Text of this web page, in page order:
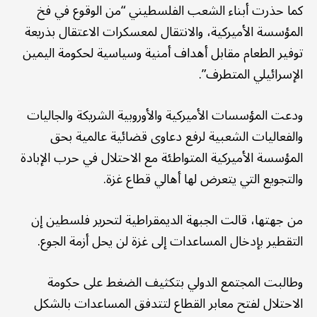
كما حذرت أبناء الشعب الفلسطيني “من الوقوع في فخ
المؤسسة الأميركية، والانتقال لمعسكرات الاعتقال بذريعة
توفير الطعام مقابل أهداف أمنية وسياسية لحكومة اليمين
الإسرائيلي المتطرف”.
ودعت المؤسسات الأميركية والأوروبية الشريكة والجاليات
والفعاليات الشعبية لرفع دعاوى قضائية عالمية بحق
المؤسسة الأميركية المتواطئة مع الاحتلال في حرب الإبادة
والتجويع التي يتعرض لها أهالي قطاع غزة.
من جهتها، قالت الجبهة الديمقراطية لتحرير فلسطين إن
التقطير بإدخال المساعدات إلى غزة لن يحل أزمة الجوع.
وطالبت المجتمع الدولي بتكثيف الضغط على حكومة
الاحتلال لفتح معابر القطاع لتتدفق المساعدات بالشكل